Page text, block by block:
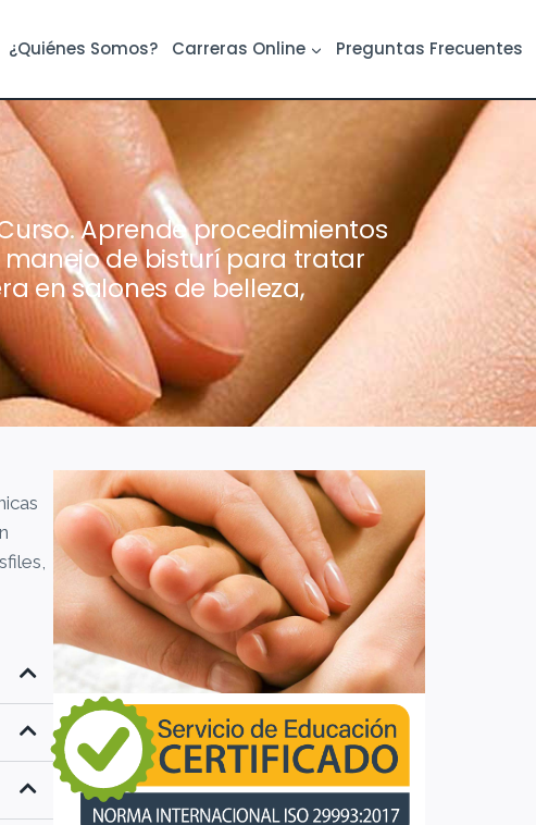
¿Quiénes Somos? Carreras Online Preguntas Frecuentes
Aprende procedimientos
manejo de bisturí para tratar
en salones de belleza,